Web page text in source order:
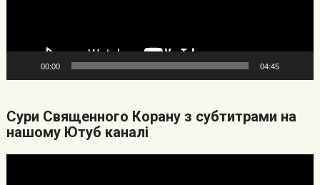
00:00 04:45
Cури Священного Корану з субтитрами на
нашому Ютуб каналі